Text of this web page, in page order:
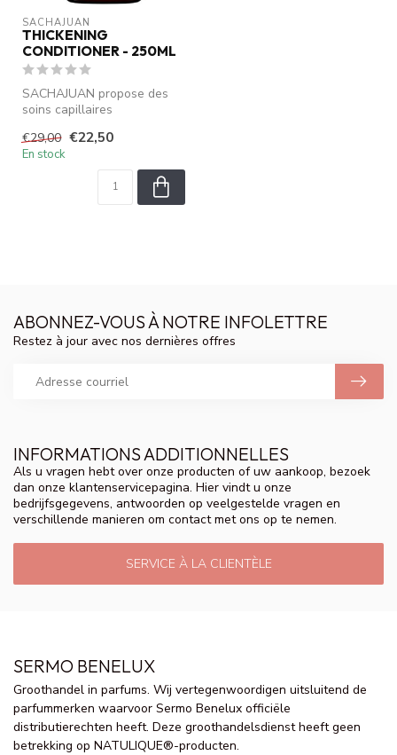
SACHAJUAN
THICKENING
CONDITIONER - 250ML
SACHAJUAN propose des
soins capillaires
technologie Ocean...
€29,00 €22,50
En stock
INFORMATIONS ADDITIONNELLES
Als u vragen hebt over onze producten of uw aankoop, bezoek
dan onze klantenservicepagina. Hier vindt u onze
bedrijfsgegevens, antwoorden op veelgestelde vragen en
verschillende manieren om contact met ons op te nemen.
SERVICE À LA CLIENTÈLE
ABONNEZ-VOUS À NOTRE INFOLETTRE
Restez à jour avec nos dernières offres
SERMO BENELUX
Groothandel in parfums. Wij vertegenwoordigen uitsluitend de
parfummerken waarvoor Sermo Benelux officiële
distributierechten heeft. Deze groothandelsdienst heeft geen
betrekking op NATULIQUE®-producten.